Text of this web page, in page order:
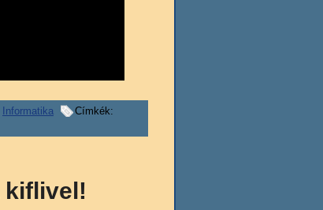
Informatika
Címkék:
kiflivel!